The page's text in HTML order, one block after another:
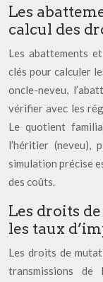
Les
calcul des
Les abattements
clés pour calculer
oncle-neveu,
vérifier avec les
Le quotient
l’héritier (neveu),
simulation précise
des coûts.
Les droits
les taux
Les droits de
transmissions